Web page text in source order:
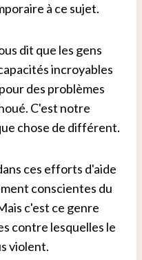
à ce sujet.
dit que les gens
incroyables
des problèmes
C'est notre
chose de différent.
ces efforts d'aide
conscientes du
c'est ce genre
contre lesquelles le
violent.